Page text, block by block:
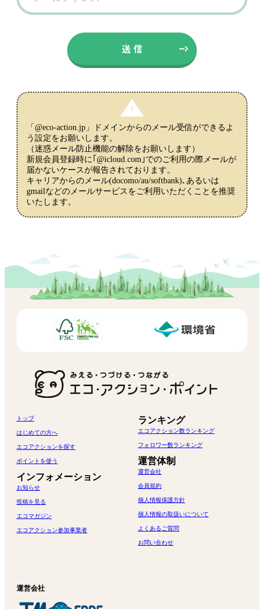
「@eco-action.jp」ドメインからのメール受信ができるよ
う設定をお願いします。
（迷惑メール防止機能の解除をお願いします）
新規会員登録時に｢@icloud.com｣でのご利用の際メールが
届かないケースが報告されております。
キャリアからのメール(docomo/au/softbank)､あるいは
gmailなどのメールサービスをご利用いただくことを推奨
いたします。
トップ
はじめての方へ
エコアクションを探す
ポイントを使う
インフォメーション
お知らせ
投稿を見る
エコマガジン
エコアクション参加事業者
ランキング
エコアクション数ランキング
フォロワー数ランキング
運営体制
運営会社
会員規約
個人情報保護方針
個人情報の取扱いについて
よくあるご質問
お問い合わせ
運営会社